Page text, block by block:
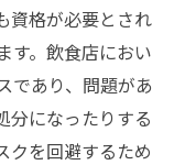
資格が必要とされ
す。飲食店におい
であり、問題があ
分になったりする
クを回避するため